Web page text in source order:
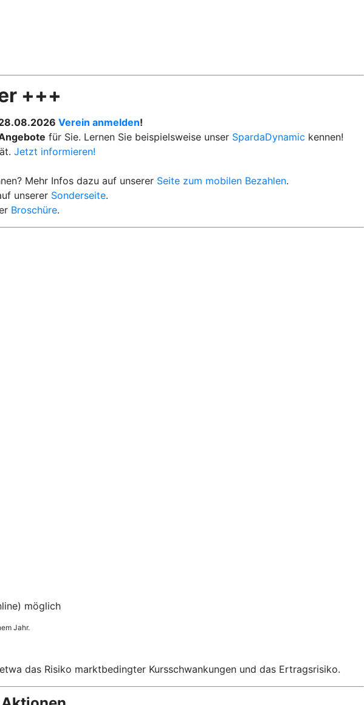
+++
Verein anmelden!
für Sie. Lernen Sie beispielsweise unser SpardaDynamic kennen!
Jetzt informieren!
Mehr Infos dazu auf unserer Seite zum mobilen Bezahlen.
unserer Sonderseite.
Broschüre.
möglich
Jahr.
das Risiko marktbedingter Kursschwankungen und das Ertragsrisiko.